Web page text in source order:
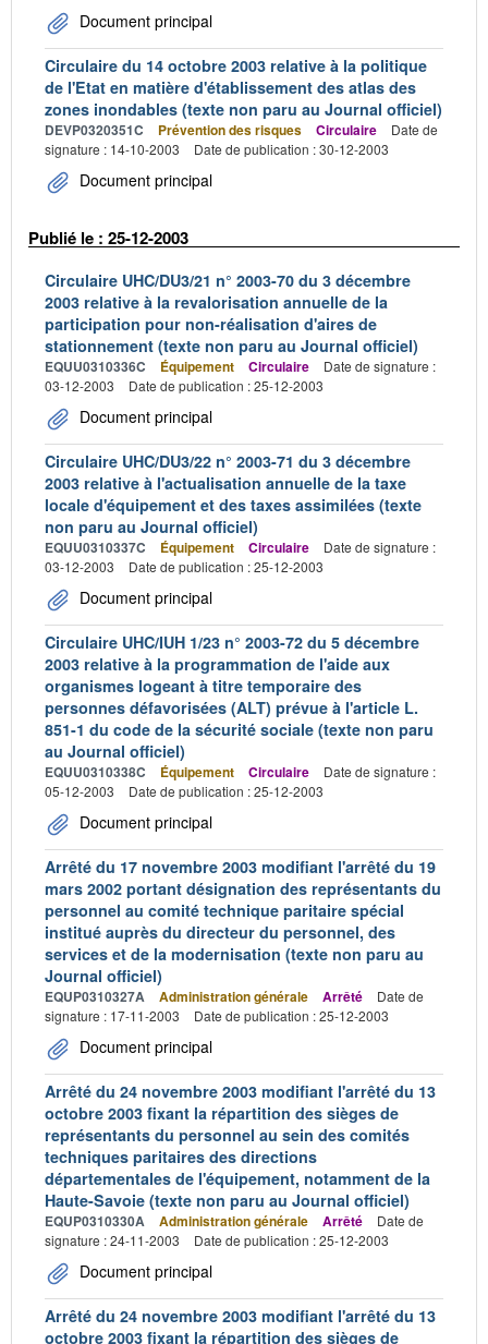
Document principal
Circulaire du 14 octobre 2003 relative à la politique
de l'Etat en matière d'établissement des atlas des
zones inondables (texte non paru au Journal officiel)
DEVP0320351C Prévention des risques Circulaire
Date de
signature : 14-10-2003
Date de publication : 30-12-2003
Document principal
Publié le : 25-12-2003
Circulaire UHC/DU3/21 n° 2003-70 du 3 décembre
2003 relative à la revalorisation annuelle de la
participation pour non-réalisation d'aires de
stationnement (texte non paru au Journal officiel)
EQUU0310336C Équipement Circulaire
Date de signature :
03-12-2003
Date de publication : 25-12-2003
Document principal
Circulaire UHC/DU3/22 n° 2003-71 du 3 décembre
2003 relative à l'actualisation annuelle de la taxe
locale d'équipement et des taxes assimilées (texte
non paru au Journal officiel)
EQUU0310337C Équipement Circulaire
Date de signature :
03-12-2003
Date de publication : 25-12-2003
Document principal
Circulaire UHC/IUH 1/23 n° 2003-72 du 5 décembre
2003 relative à la programmation de l'aide aux
organismes logeant à titre temporaire des
personnes défavorisées (ALT) prévue à l'article L.
851-1 du code de la sécurité sociale (texte non paru
au Journal officiel)
EQUU0310338C Équipement Circulaire
Date de signature :
05-12-2003
Date de publication : 25-12-2003
Document principal
Arrêté du 17 novembre 2003 modifiant l'arrêté du 19
mars 2002 portant désignation des représentants du
personnel au comité technique paritaire spécial
institué auprès du directeur du personnel, des
services et de la modernisation (texte non paru au
Journal officiel)
EQUP0310327A Administration générale Arrêté
Date de
signature : 17-11-2003
Date de publication : 25-12-2003
Document principal
Arrêté du 24 novembre 2003 modifiant l'arrêté du 13
octobre 2003 fixant la répartition des sièges de
représentants du personnel au sein des comités
techniques paritaires des directions
départementales de l'équipement, notamment de la
Haute-Savoie (texte non paru au Journal officiel)
EQUP0310330A Administration générale Arrêté
Date de
signature : 24-11-2003
Date de publication : 25-12-2003
Document principal
Arrêté du 24 novembre 2003 modifiant l'arrêté du 13
octobre 2003 fixant la répartition des sièges de